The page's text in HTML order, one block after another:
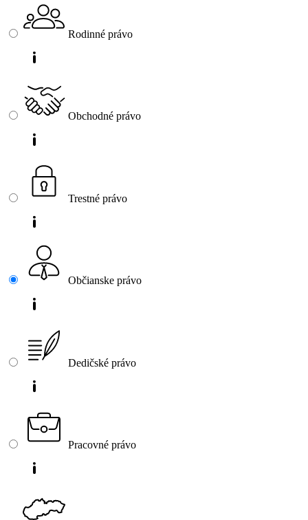
Rodinné právo
Obchodné právo
Trestné právo
Občianske právo
Dedičské právo
Pracovné právo